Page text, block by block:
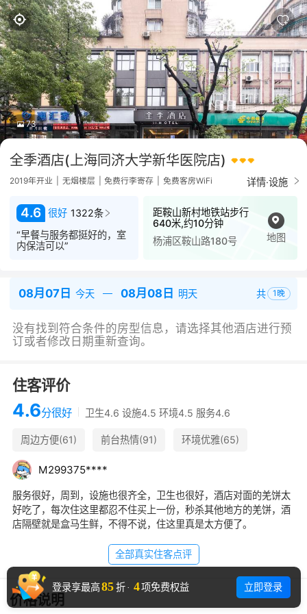
73
全季酒店(上海同济大学新华医院店)
2019年开业 无烟楼层 免费行李寄存 免费客房WiFi 详情·设施
4.6 很好 1322条
“早餐与服务都挺好的，室
内保洁可以”
距鞍山新村地铁站步行
640米,约10分钟
杨浦区鞍山路180号
地图
登录享最高85折 · 4项免费权益 立即登录
08月07日 今天 08月08日 明天 共 1 晚
没有找到符合条件的房型信息，请选择其他酒店进行预
订或者修改日期重新查询。
住客评价
4.6分很好 卫生4.6 设施4.5 环境4.5 服务4.6
周边方便(61) 前台热情(91)
环境优雅(65)
交通便利(51)
M299375****
服务很好，周到，设施也很齐全，卫生也很好，酒店对面的羌饼太
好吃了，每次住这里都忍不住买上一份，秒杀其他地方的羌饼，酒
店隔壁就是盒马生鲜，不得不说，住这里真是太方便了。
全部真实住客点评
价格说明